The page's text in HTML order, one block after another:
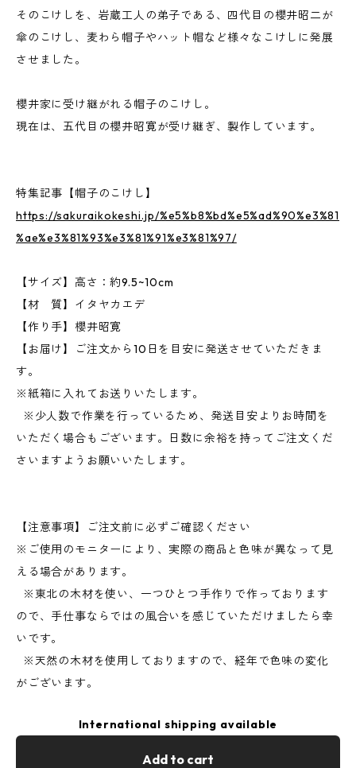
そのこけしを、岩蔵工人の弟子である、四代目の櫻井昭二が
傘のこけし、麦わら帽子やハット帽など様々なこけしに発展
させました。
櫻井家に受け継がれる帽子のこけし。
現在は、五代目の櫻井昭寛が受け継ぎ、製作しています。
特集記事【帽子のこけし】
https://sakuraikokeshi.jp/%e5%b8%bd%e5%ad%90%e3%81
%ae%e3%81%93%e3%81%91%e3%81%97/
【サイズ】高さ：約9.5~10cm
【材 質】イタヤカエデ
【作り手】櫻井昭寛
【お届け】ご注文から10日を目安に発送させていただきま
す。
※紙箱に入れてお送りいたします。
※少人数で作業を行っているため、発送目安よりお時間を
いただく場合もございます。日数に余裕を持ってご注文くだ
さいますようお願いいたします。
【注意事項】ご注文前に必ずご確認ください
※ご使用のモニターにより、実際の商品と色味が異なって見
える場合があります。
※東北の木材を使い、一つひとつ手作りで作っております
ので、手仕事ならではの風合いを感じていただけましたら幸
いです。
※天然の木材を使用しておりますので、経年で色味の変化
がございます。
International shipping available
Add to cart